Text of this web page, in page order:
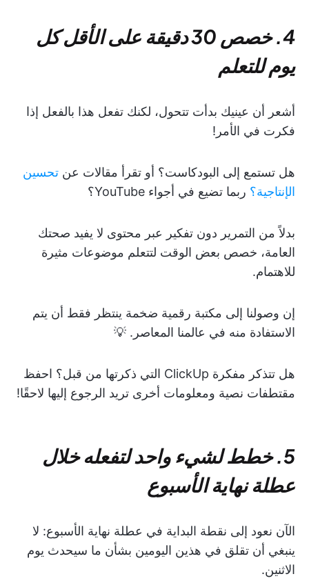
4. خصص 30 دقيقة على الأقل كل
يوم للتعلم
أشعر أن عينيك بدأت تتحول، لكنك تفعل هذا بالفعل إذا
فكرت في الأمر!
هل تستمع إلى البودكاست؟ أو تقرأ مقالات عن تحسين
الإنتاجية؟ ربما تضيع في أجواء YouTube؟
بدلاً من التمرير دون تفكير عبر محتوى لا يفيد صحتك
العامة، خصص بعض الوقت لتتعلم موضوعات مثيرة
للاهتمام.
إن وصولنا إلى مكتبة رقمية ضخمة ينتظر فقط أن يتم
الاستفادة منه في عالمنا المعاصر. 💡
هل تتذكر مفكرة ClickUp التي ذكرتها من قبل؟ احفظ
مقتطفات نصية ومعلومات أخرى تريد الرجوع إليها لاحقًا!
5. خطط لشيء واحد لتفعله خلال
عطلة نهاية الأسبوع
الآن نعود إلى نقطة البداية في عطلة نهاية الأسبوع: لا
ينبغي أن تقلق في هذين اليومين بشأن ما سيحدث يوم
الاثنين.